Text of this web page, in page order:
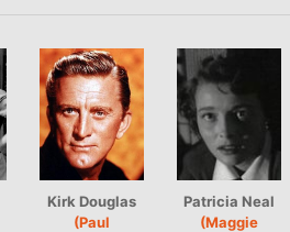
Kirk Douglas
(Paul
Patricia Neal
(Maggie